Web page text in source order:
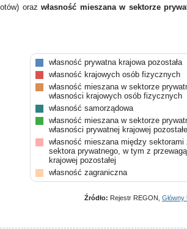
oraz własność mieszana w sektorze
własność prywatna krajowa pozostała
własność krajowych osób fizycznych
własność mieszana w sektorze
własności krajowych osób fizycznych
własność samorządowa
własność mieszana w sektorze
własności prywatnej krajowej
własność mieszana między sektorami
sektora prywatnego, w tym z
krajowej pozostałej
własność zagraniczna
własność mieszana w sektorze
własności zagranicznej
Źródło: Rejestr REGON,